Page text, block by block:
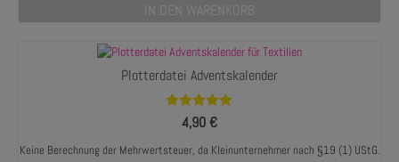
IN DEN WARENKORB
Plotterdatei Adventskalender
Bewertet mit
5.00von 5
4,90€
Keine Berechnung der Mehrwertsteuer, da Kleinunternehmer nach §19 (1) UStG.